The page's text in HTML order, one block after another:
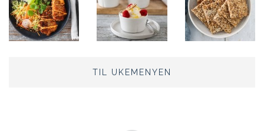
TIL UKEMENYEN